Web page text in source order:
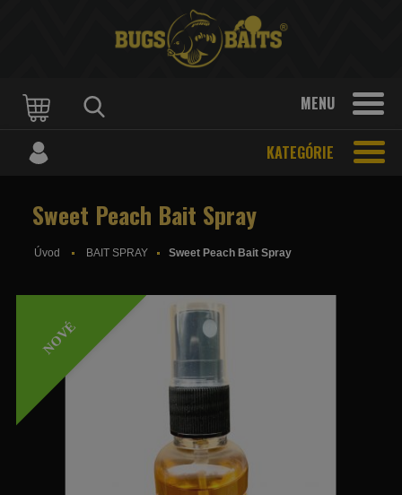
MENU
KATEGÓRIE
Sweet Peach Bait Spray
Úvod BAIT SPRAY Sweet Peach Bait Spray
NOVÉ